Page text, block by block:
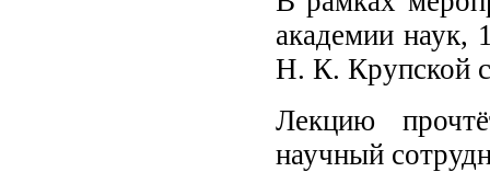
академии наук,
Н. К. Крупской
Лекцию
научный